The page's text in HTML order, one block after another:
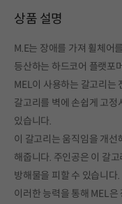
상품 설명
M.E는 장애를 가져 휠체어
등산하는 하드코어 플랫포
MEL이 사용하는 갈고리는
갈고리를 벽에 손쉽게 고정
있습니다.
이 갈고리는 움직임을 개선
해줍니다. 주인공은 이 갈
방해물을 피할 수 있습니다.
이러한 능력을 통해 MEL